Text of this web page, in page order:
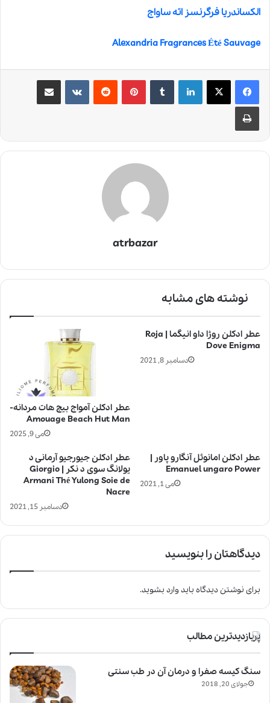
الکساندریا فرگرنسز اته ساواج
Alexandria Fragrances Été Sauvage
لینکدین ‫تامبلر ‫پین‌ترست‫رددیت ‫VKontakteاشتراک گذاری از طریق ایمیل
چاپ
atrbazar
نوشته های مشابه
عطر ادکلن آمواج بیچ هات مردانه-
Amouage Beach Hut Man
می 9, 2025
عطر ادکلن روژا داو انیگما | Roja
Dove Enigma
دسامبر 8, 2021
عطر ادکلن جیورجیو آرمانی د
یولانگ سوی د نکر | Giorgio
Armani Thé Yulong Soie de
Nacre
دسامبر 15, 2021
عطر ادکلن امانوئل آنگارو پاور |
Emanuel ungaro Power
می 1, 2021
دیدگاهتان را بنویسید
برای نوشتن دیدگاه بایدوارد بشوید.
پربازدیدترین مطالب
سنگ کیسه صفرا و درمان آن در طب سنتی
جولای 20, 2018